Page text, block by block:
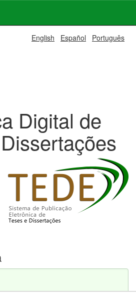
English Español Português
Digital de